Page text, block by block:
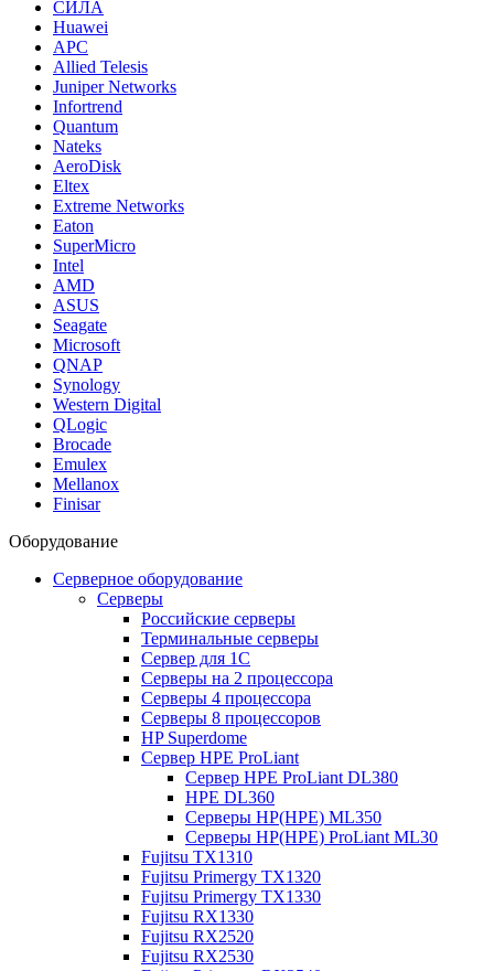
СИЛА
Huawei
APC
Allied Telesis
Juniper Networks
Infortrend
Quantum
Nateks
AeroDisk
Eltex
Extreme Networks
Eaton
SuperMicro
Intel
AMD
ASUS
Seagate
Microsoft
QNAP
Synology
Western Digital
QLogic
Brocade
Emulex
Mellanox
Finisar
Оборудование
Серверное оборудование
Серверы
Российские серверы
Терминальные серверы
Сервер для 1С
Серверы на 2 процессора
Серверы 4 процессора
Серверы 8 процессоров
HP Superdome
Сервер HPE ProLiant
Сервер HPE ProLiant DL380
HPE DL360
Серверы HP(HPE) ML350
Серверы HP(HPE) ProLiant ML30
Fujitsu TX1310
Fujitsu Primergy TX1320
Fujitsu Primergy TX1330
Fujitsu RX1330
Fujitsu RX2520
Fujitsu RX2530